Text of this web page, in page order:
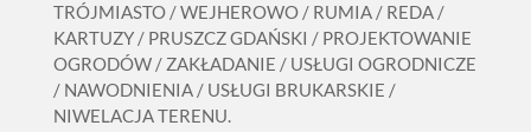
TRÓJMIASTO / WEJHEROWO / RUMIA / REDA /
KARTUZY / PRUSZCZ GDAŃSKI / PROJEKTOWANIE
OGRODÓW / ZAKŁADANIE / USŁUGI OGRODNICZE
/ NAWODNIENIA / USŁUGI BRUKARSKIE /
NIWELACJA TERENU.